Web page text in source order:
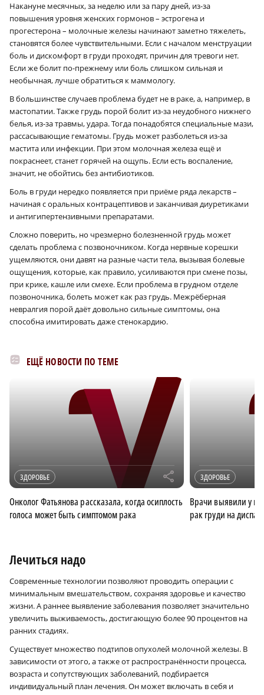
Накануне месячных, за неделю или за пару дней, из-за
повышения уровня женских гормонов – эстрогена и
прогестерона – молочные железы начинают заметно тяжелеть,
становятся более чувствительными. Если с началом менструации
боль и дискомфорт в груди проходят, причин для тревоги нет.
Если же болит по-прежнему или боль слишком сильная и
необычная, лучше обратиться к маммологу.
В большинстве случаев проблема будет не в раке, а, например, в
мастопатии. Также грудь порой болит из-за неудобного нижнего
белья, из-за травмы, удара. Тогда понадобятся специальные мази,
рассасывающие гематомы. Грудь может разболеться из-за
мастита или инфекции. При этом молочная железа ещё и
покраснеет, станет горячей на ощупь. Если есть воспаление,
значит, не обойтись без антибиотиков.
Боль в груди нередко появляется при приёме ряда лекарств –
начиная с оральных контрацептивов и заканчивая диуретиками
и антигипертензивными препаратами.
Сложно поверить, но чрезмерно болезненной грудь может
сделать проблема с позвоночником. Когда нервные корешки
ущемляются, они давят на разные части тела, вызывая болевые
ощущения, которые, как правило, усиливаются при смене позы,
при крике, кашле или смехе. Если проблема в грудном отделе
позвоночника, болеть может как раз грудь. Межрёберная
невралгия порой даёт довольно сильные симптомы, она
способна имитировать даже стенокардию.
ЕЩЁ НОВОСТИ ПО ТЕМЕ
ЗДОРОВЬЕ r
Онколог Фатьянова рассказала, когда осиплость
голоса может быть симптомом рака
ЗДОРОВЬЕ
Врачи выявили у
рак груди на
Лечиться надо
Современные технологии позволяют проводить операции с
минимальным вмешательством, сохраняя здоровье и качество
жизни. А раннее выявление заболевания позволяет значительно
увеличить выживаемость, достигающую более 90 процентов на
ранних стадиях.
Существует множество подтипов опухолей молочной железы. В
зависимости от этого, а также от распространённости процесса,
возраста и сопутствующих заболеваний, подбирается
индивидуальный план лечения. Он может включать в себя и